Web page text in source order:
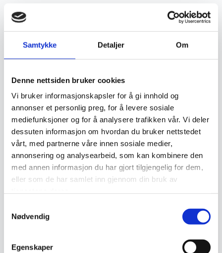
Samtykke Detaljer Om
Denne nettsiden bruker cookies
Vi bruker informasjonskapsler for å gi innhold og
annonser et personlig preg, for å levere sosiale
mediefunksjoner og for å analysere trafikken vår. Vi deler
dessuten informasjon om hvordan du bruker nettstedet
vårt, med partnerne våre innen sosiale medier,
annonsering og analysearbeid, som kan kombinere den
med annen informasjon du har gjort tilgjengelig for dem,
eller som de har samlet inn gjennom din bruk av
Nødvendig
Egenskaper
Telefon: 73 51 03 07
Epost:post@avestatepper.no
Epost
Melding *